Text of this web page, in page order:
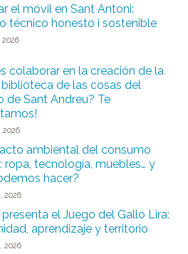
el móvil en Sant Antoni:
técnico honesto i sostenible
2026
colaborar en la creación de la
de las cosas del
de Sant Andreu? Te
2026
ambiental del consumo
ropa, tecnología, muebles… y
hacer?
2026
presenta el Juego del Gallo Lira:
aprendizaje y territorio
2026